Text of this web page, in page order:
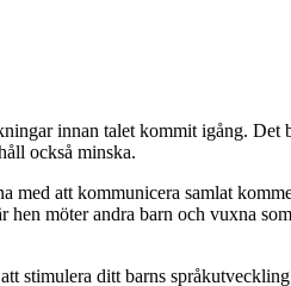
innan talet kommit igång. Det
också minska.
med att kommunicera samlat
möter andra barn och vuxna
stimulera ditt barns